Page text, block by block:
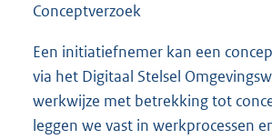
Conceptverzoek
Een initiatiefnemer kan een
via het Digitaal Stelsel
werkwijze met betrekking tot
leggen we vast in werkprocessen